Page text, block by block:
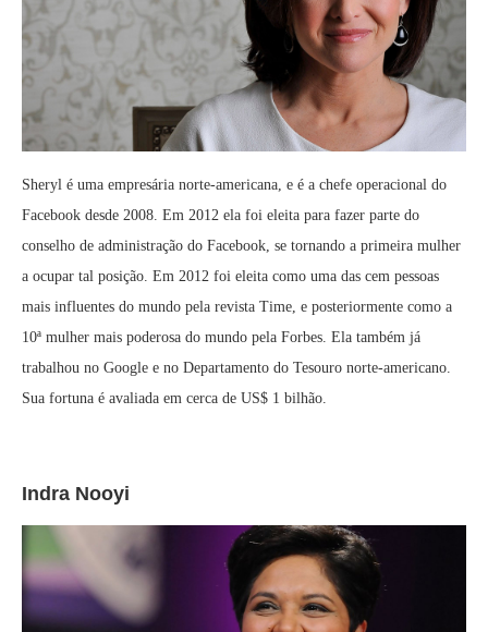
Sheryl é uma empresária norte-americana, e é a chefe operacional do
Facebook desde 2008. Em 2012 ela foi eleita para fazer parte do
conselho de administração do Facebook, se tornando a primeira mulher
a ocupar tal posição. Em 2012 foi eleita como uma das cem pessoas
mais influentes do mundo pela revista Time, e posteriormente como a
10ª mulher mais poderosa do mundo pela Forbes. Ela também já
trabalhou no Google e no Departamento do Tesouro norte-americano.
Sua fortuna é avaliada em cerca de US$ 1 bilhão.
Indra Nooyi